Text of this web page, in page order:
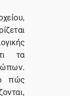
τα
πώς